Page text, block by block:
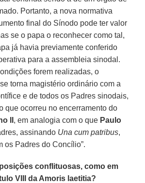
Portanto, a nova normativa
final do Sínodo pode ter valor
se o papa o reconhecer como tal,
já havia previamente conferido
para a assembleia sinodal.
forem realizadas, o
torna magistério ordinário com a
e de todos os Padres sinodais,
que ocorreu no encerramento do
II , em analogia com o que Paulo
assinando Una cum patribus,
os Padres do Concílio”.
conflituosas, como em
VIII da Amoris laetitia?